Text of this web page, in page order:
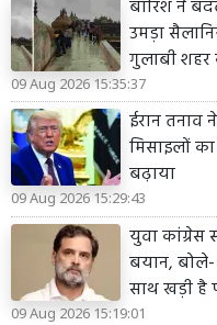
बारिश ने
उमड़ा
गुलाबी
09 Aug 2026 15:35:37
ईरान तनाव
मिसाइलों
बढ़ाया
09 Aug 2026 15:29:43
युवा कांग्रेस
बयान,
साथ खड़ी है
09 Aug 2026 15:19:01